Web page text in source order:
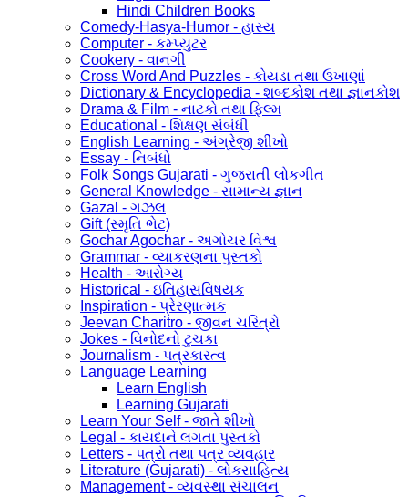
Hindi Children Books
Comedy-Hasya-Humor - હાસ્ય
Computer - કમ્પ્યુટર
Cookery - વાનગી
Cross Word And Puzzles - કોયડા તથા ઉખાણાં
Dictionary & Encyclopedia - શબ્દકોશ તથા જ્ઞાનકોશ
Drama & Film - નાટકો તથા ફિલ્મ
Educational - શિક્ષણ સંબંધી
English Learning - અંગ્રેજી શીખો
Essay - નિબંધો
Folk Songs Gujarati - ગુજરાતી લોકગીત
General Knowledge - સામાન્ય જ્ઞાન
Gazal - ગઝલ
Gift (સ્મૃતિ ભેટ)
Gochar Agochar - અગોચર વિશ્વ
Grammar - વ્યાકરણના પુસ્તકો
Health - આરોગ્ય
Historical - ઇતિહાસવિષયક
Inspiration - પ્રેરણાત્મક
Jeevan Charitro - જીવન ચરિત્રો
Jokes - વિનોદનો ટુચકા
Journalism - પત્રકારત્વ
Language Learning
Learn English
Learning Gujarati
Learn Your Self - જાતે શીખો
Legal - કાયદાને લગતા પુસ્તકો
Letters - પત્રો તથા પત્ર વ્યવહાર
Literature (Gujarati) - લોકસાહિત્ય
Management - વ્યવસ્થા સંચાલન